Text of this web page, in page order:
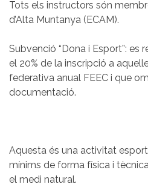
Tots els instructors són
d’Alta Muntanya (ECAM).
Subvenció “Dona i Esport”: es
el 20% de la inscripció a
federativa anual FEEC i que
documentació.
Aquesta és una activitat
mínims de forma física i
el medi natural.